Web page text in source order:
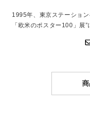
1995年、東京ステーショ
「欧米のポスター100」展”